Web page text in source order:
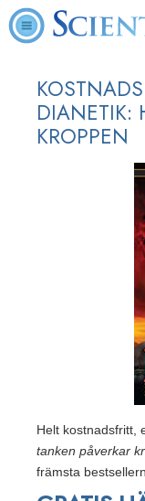
DIANETIK:
KROPPEN
Helt kostnadsfritt,
tanken påverkar
främsta